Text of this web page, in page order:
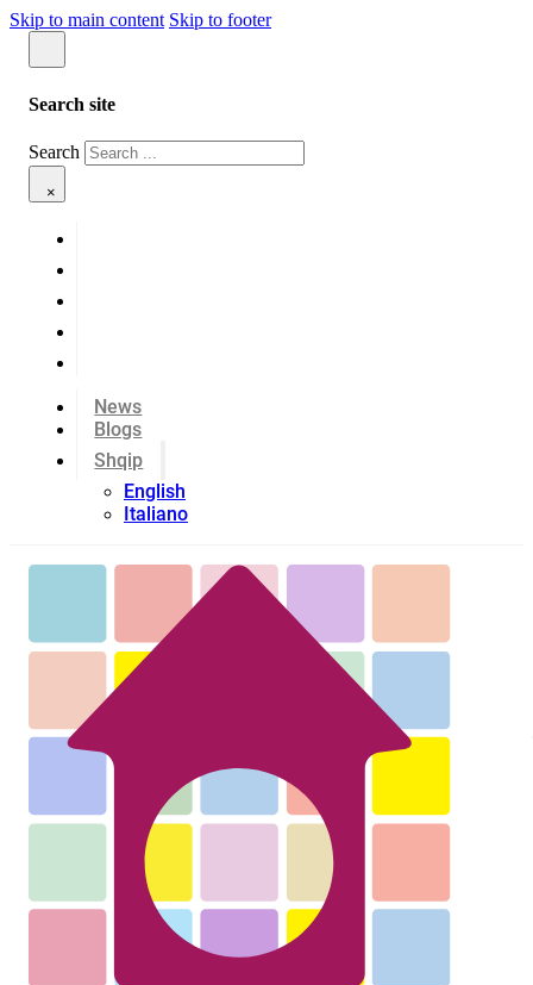
Skip to main content Skip to footer
Search site
Search
×
News
Blogs
Shqip
English
Italiano